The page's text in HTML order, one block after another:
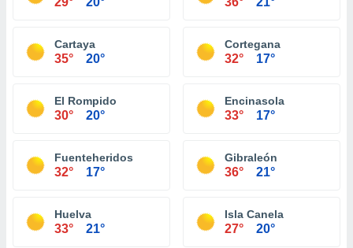
Cartaya
35° 20°
Cortegana
32° 17°
El Rompido
30° 20°
Encinasola
33° 17°
Fuenteheridos
32° 17°
Gibraleón
36° 21°
Huelva
33° 21°
Isla Canela
27° 20°